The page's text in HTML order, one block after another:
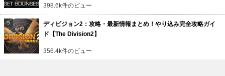
398.6k件のビュー
ディビジョン2：攻略・最新情報まとめ！やり込み完全攻略ガイ
ド【The Division2】
356.4k件のビュー